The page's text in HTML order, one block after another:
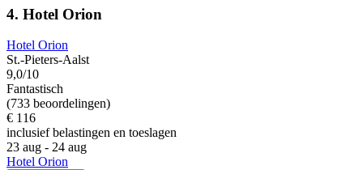
4. Hotel Orion
Hotel Orion
St.-Pieters-Aalst
9,0/10
Fantastisch
(733 beoordelingen)
€ 116
inclusief belastingen en toeslagen
23 aug - 24 aug
Hotel Orion